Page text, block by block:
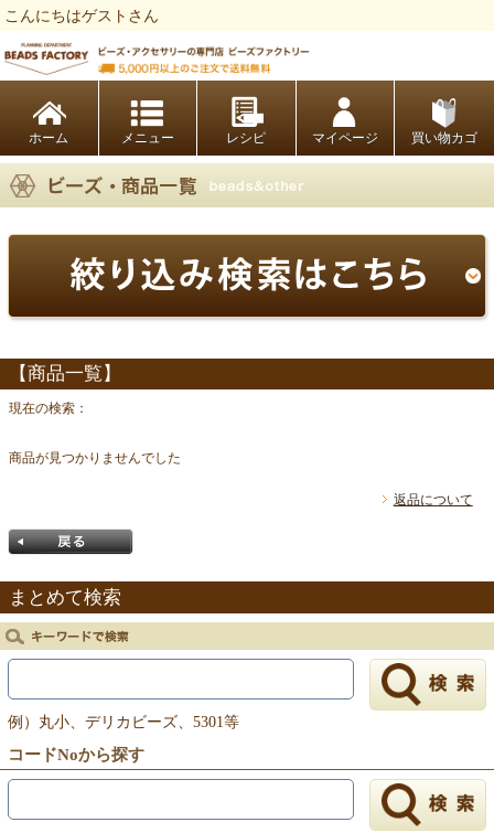
こんにちはゲストさん
ホーム レシピ マイページ 買い物カゴ
【商品一覧】
現在の検索：
商品が見つかりませんでした
返品について
戻る
まとめて検索
例）丸小、デリカビーズ、5301等
コードNoから探す